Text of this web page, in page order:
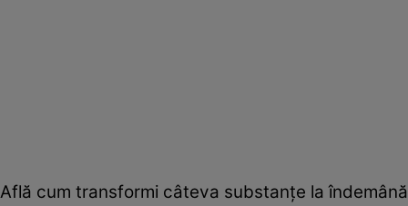
Află cum transformi câteva substanţe la